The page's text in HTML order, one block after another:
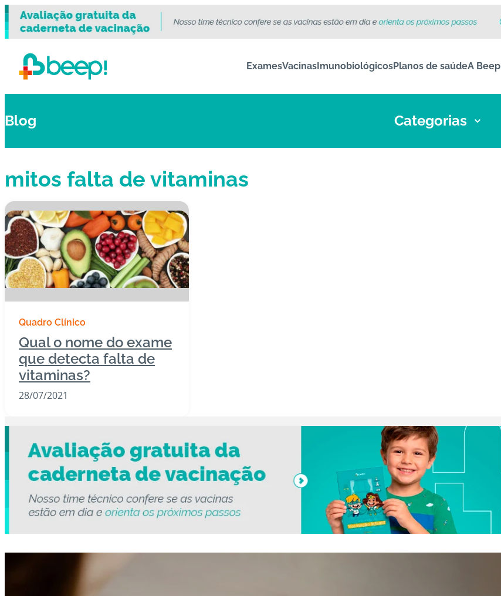
ExamesVacinasImunobiológicosPlanos de saúdeA Beep
Blog Categorias
mitos falta de vitaminas
Quadro Clínico
Qual o nome do exame
que detecta falta de
vitaminas?
28/07/2021